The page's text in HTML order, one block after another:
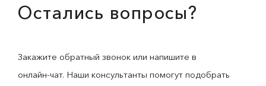
Остались вопросы?
Закажите обратный звонок или напишите в
онлайн-чат. Наши консультанты помогут подобрать